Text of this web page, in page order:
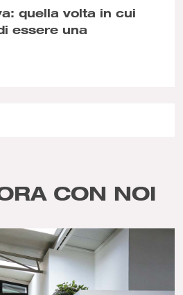
quella volta in cui
essere una
CON NOI